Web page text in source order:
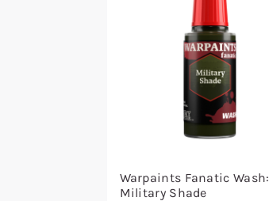
Warpaints Fanatic Wash:
Military Shade